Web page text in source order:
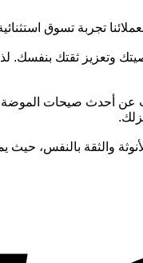
تجربة تسوق
ثقتك بنفسك. لذلك،
عن أحدث صيحات
والثقة بالنفس،